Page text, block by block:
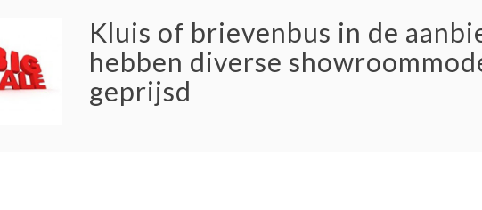
Kluis of brievenbus in de
hebben diverse
geprijsd